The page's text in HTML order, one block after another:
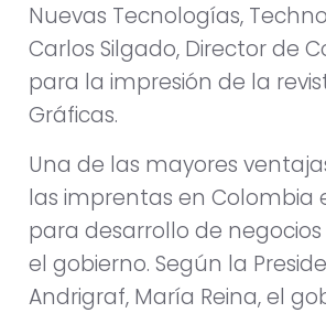
Nuevas Tecnologías,
Carlos Silgado, Director de
para la impresión de la
Gráficas.
Una de las mayores
las imprentas en Colombia
para desarrollo de
el gobierno. Según la
Andrigraf, María Reina, el